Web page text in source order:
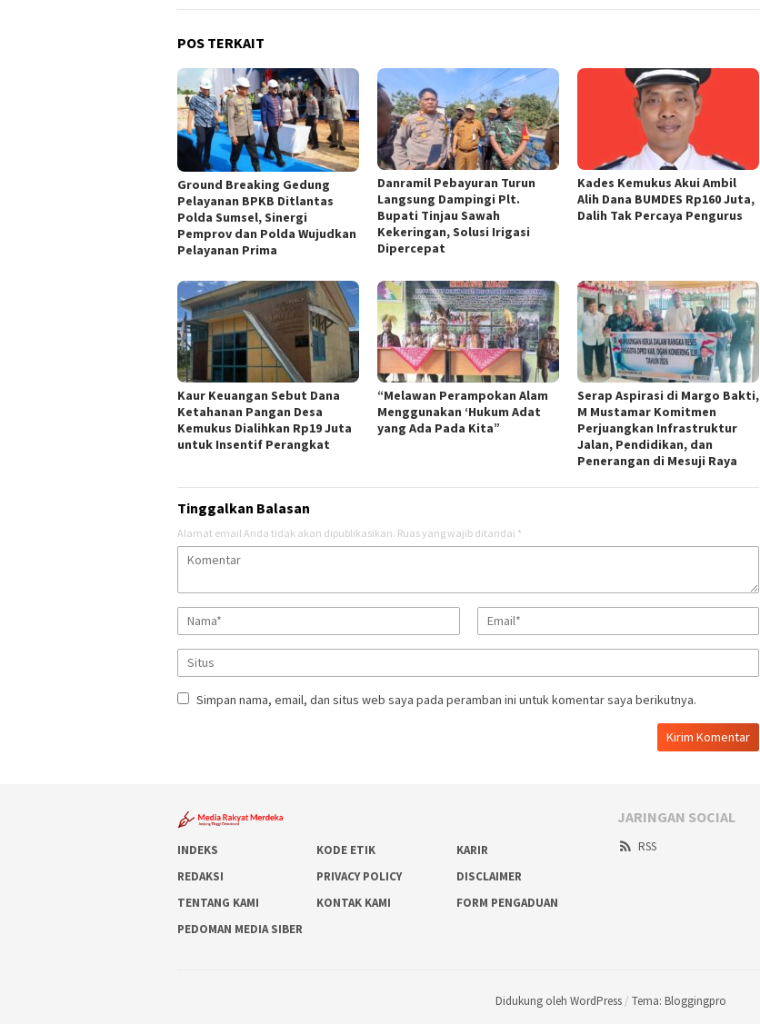
POS TERKAIT
Ground Breaking Gedung
Pelayanan BPKB Ditlantas
Polda Sumsel, Sinergi
Pemprov dan Polda Wujudkan
Pelayanan Prima
Danramil Pebayuran Turun
Langsung Dampingi Plt.
Bupati Tinjau Sawah
Kekeringan, Solusi Irigasi
Dipercepat
Kades Kemukus Akui Ambil
Alih Dana BUMDES Rp160 Juta,
Dalih Tak Percaya Pengurus
Kaur Keuangan Sebut Dana
Ketahanan Pangan Desa
Kemukus Dialihkan Rp19 Juta
untuk Insentif Perangkat
“Melawan Perampokan Alam
Menggunakan ‘Hukum Adat
yang Ada Pada Kita”
Serap Aspirasi di Margo Bakti,
M Mustamar Komitmen
Perjuangkan Infrastruktur
Jalan, Pendidikan, dan
Penerangan di Mesuji Raya
Tinggalkan Balasan
Alamat email Anda tidak akan dipublikasikan. Ruas yang wajib ditandai *
Simpan nama, email, dan situs web saya pada peramban ini untuk komentar saya berikutnya.
INDEKS KODE ETIK
KARIR
REDAKSI
PRIVACY POLICY
DISCLAIMER
TENTANG KAMI
KONTAK KAMI
FORM PENGADUAN
PEDOMAN MEDIA SIBER
JARINGAN SOCIAL
RSS
Didukung oleh WordPress / Tema: Bloggingpro